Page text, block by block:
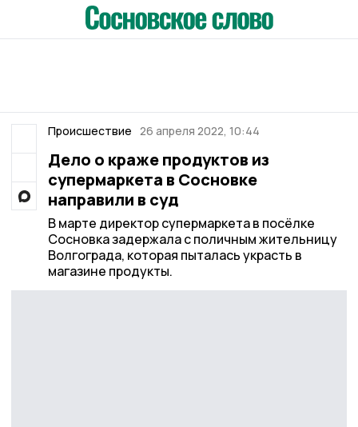
Происшествие 26 апреля 2022, 10:44
Дело о краже продуктов из
супермаркета в Сосновке
направили в суд
В марте директор супермаркета в посёлке
Сосновка задержала с поличным жительницу
Волгограда, которая пыталась украсть в
магазине продукты.